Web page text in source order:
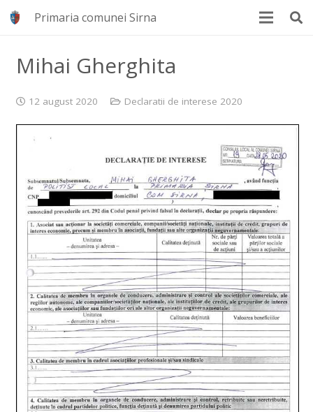
Primaria comunei Sirna
Mihai Gherghita
12 august 2020 Declaratii de interese 2020